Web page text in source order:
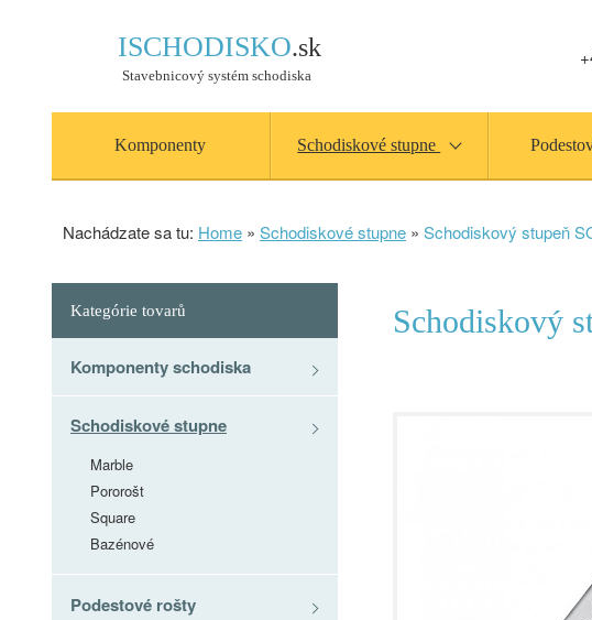
ISCHODISKO.sk
Stavebnicový systém schodiska
Komponenty Schodiskové stupne
Nachádzate sa tu: Home » Schodiskové stupne » Schodiskový stupeň
Schodiskový
Kategórie tovarů
Komponenty schodiska
Schodiskové stupne
Marble
Pororošt
Square
Bazénové
Podestové rošty